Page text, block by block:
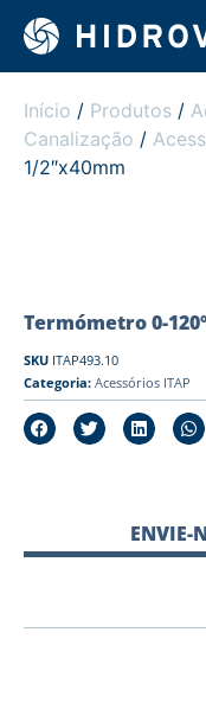
Início / Produtos /
Canalização /
1/2″x40mm
Termómetro 0-
SKU ITAP493.10
Categoria: Acessórios ITAP
ENVIE-